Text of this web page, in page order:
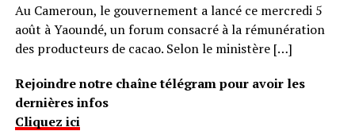
Au Cameroun, le gouvernement a lancé ce mercredi 5
août à Yaoundé, un forum consacré à la rémunération
des producteurs de cacao. Selon le ministère […]
Rejoindre notre chaîne télégram pour avoir les
dernières infos
Cliquez ici